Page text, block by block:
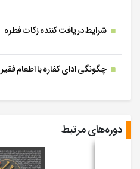
جلسه 14
10 تیر 1394 -14 رمضان 1436
جلسه 15
شرایط دریافت کننده زکات فطره
چگونگی ادای کفاره با اطعام فقیر
مقدار زکات فطره
دوره‌های مرتبط